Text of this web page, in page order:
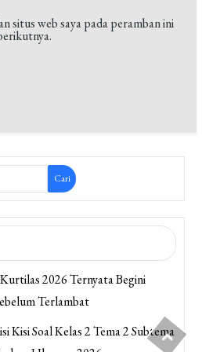
situs web saya pada peramban ini
Cari
2026 Ternyata Begini
Terlambat
Kisi Soal Kelas 2 Tema 2 Subtema